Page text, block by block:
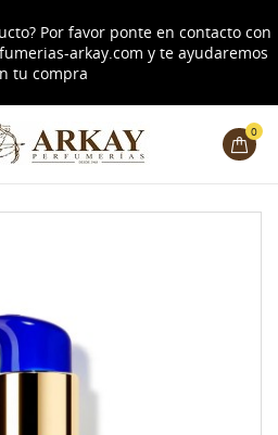
Por favor ponte en contacto con
arkay.com y te ayudaremos
tu compra
0